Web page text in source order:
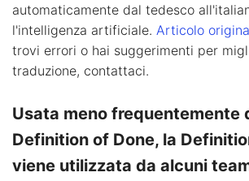
automaticamente dal tedesco
l'intelligenza artificiale. Articolo
trovi errori o hai suggerimenti per
traduzione, contattaci.
Usata meno frequentemente
Definition of Done, la
viene utilizzata da alcuni